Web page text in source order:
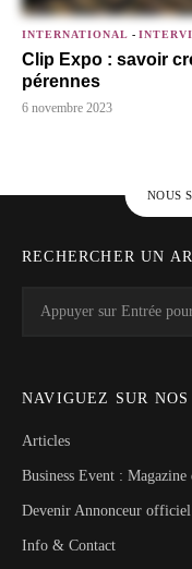
INTERNATIONAL -
Clip Expo : savoir
pérennes
6 novembre 2023
NOUS
RECHERCHER UN
for:
NAVIGUEZ SUR NOS
Articles
Business Event :
Devenir Annonceur officiel
Info & Contact